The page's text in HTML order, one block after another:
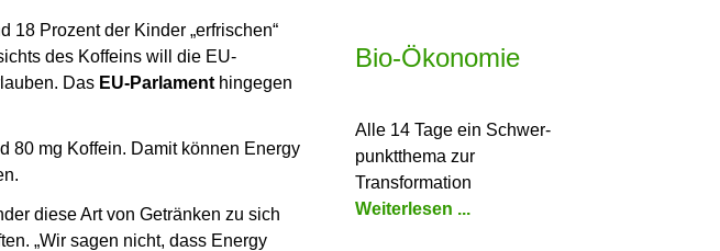
Prozent der Kinder „erfrischen“
des Koffeins will die EU-
Das EU-Parlament hingegen
80 mg Koffein. Damit können Energy
diese Art von Getränken zu sich
„Wir sagen nicht, dass Energy
Bio-Ökonomie
Alle 14 Tage ein Schwer­
punkt­thema zur
Transformation
Weiterlesen ...